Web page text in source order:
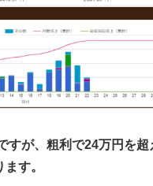
すが、粗利で24万円を
す。